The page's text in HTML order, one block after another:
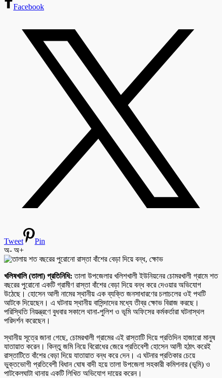
Facebook
Tweet
Pin
অ- অ+
খলিষখালি (তালা) প্রতিনিধি: তালা উপজেলার খলিশখালী ইউনিয়নের চোমরখালী গ্রামে শত
বছরের পুরোনো একটি গ্রামীণ রাস্তা বাঁশের বেড়া দিয়ে বন্ধ করে দেওয়ার অভিযোগ
উঠেছে। হোসেন আলী নামের স্থানীয় এক ব্যক্তি জনসাধারণের চলাচলের ওই পথটি
আটকে দিয়েছেন। এ ঘটনায় স্থানীয় বাসিন্দাদের মধ্যে তীব্র ক্ষোভ বিরাজ করছে।
পরিস্থিতি নিয়ন্ত্রণে বুধবার সকালে থানা-পুলিশ ও ভূমি অফিসের কর্মকর্তারা ঘটনাস্থল
পরিদর্শন করেছেন।
স্থানীয় সূত্রে জানা গেছে, চোমরখালী গ্রামের এই রাস্তাটি দিয়ে প্রতিদিন হাজারো মানুষ
যাতায়াত করেন। কিন্তু জমি নিয়ে বিরোধের জেরে প্রতিবেশী হোসেন আলী হঠাৎ করেই
রাস্তাটিতে বাঁশের বেড়া দিয়ে যাতায়াত বন্ধ করে দেন। এ ঘটনার প্রতিকার চেয়ে
ভুক্তভোগী প্রতিবেশী বিধান ঘোষ বাদী হয়ে তালা উপজেলা সহকারী কমিশনার (ভূমি) ও
পাটকেলঘাটা থানায় একটি লিখিত অভিযোগ দায়ের করেন।